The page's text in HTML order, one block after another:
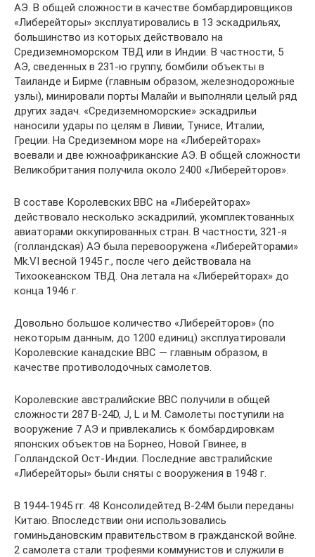
АЭ. В общей сложности в качестве бомбардировщиков
«Либерейторы» эксплуатировались в 13 эскадрильях,
большинство из которых действовало на
Средиземноморском ТВД или в Индии. В частности, 5
АЭ, сведенных в 231-ю группу, бомбили объекты в
Таиланде и Бирме (главным образом, железнодорожные
узлы), минировали порты Малайи и выполняли целый ряд
других задач. «Средиземноморские» эскадрильи
наносили удары по целям в Ливии, Тунисе, Италии,
Греции. На Средиземном море на «Либерейторах»
воевали и две южноафриканские АЭ. В общей сложности
Великобритания получила около 2400 «Либерейторов».
В составе Королевских ВВС на «Либерейторах»
действовало несколько эскадрилий, укомплектованных
авиаторами оккупированных стран. В частности, 321-я
(голландская) АЭ была перевооружена «Либерейторами»
Mk.VI весной 1945 г., после чего действовала на
Тихоокеанском ТВД. Она летала на «Либерейторах» до
конца 1946 г.
Довольно большое количество «Либерейторов» (по
некоторым данным, до 1200 единиц) эксплуатировали
Королевские канадские ВВС — главным образом, в
качестве противолодочных самолетов.
Королевские австралийские ВВС получили в общей
сложности 287 B-24D, J, L и М. Самолеты поступили на
вооружение 7 АЭ и привлекались к бомбардировкам
японских объектов на Борнео, Новой Гвинее, в
Голландской Ост-Индии. Последние австралийские
«Либерейторы» были сняты с вооружения в 1948 г.
В 1944-1945 гг. 48 Консолидейтед В-24М были переданы
Китаю. Впоследствии они использовались
гоминьдановским правительством в гражданской войне.
2 самолета стали трофеями коммунистов и служили в